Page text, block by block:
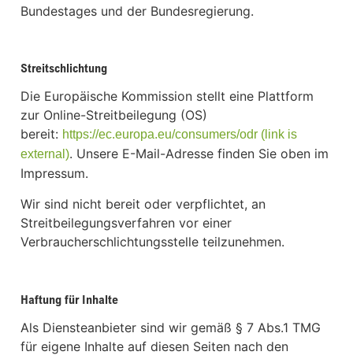
Bundestages und der Bundesregierung.
Streitschlichtung
Die Europäische Kommission stellt eine Plattform
zur Online-Streitbeilegung (OS)
bereit: https://ec.europa.eu/consumers/odr (link is
external). Unsere E-Mail-Adresse finden Sie oben im
Impressum.
Wir sind nicht bereit oder verpflichtet, an
Streitbeilegungsverfahren vor einer
Verbraucherschlichtungsstelle teilzunehmen.
Haftung für Inhalte
Als Diensteanbieter sind wir gemäß § 7 Abs.1 TMG
für eigene Inhalte auf diesen Seiten nach den